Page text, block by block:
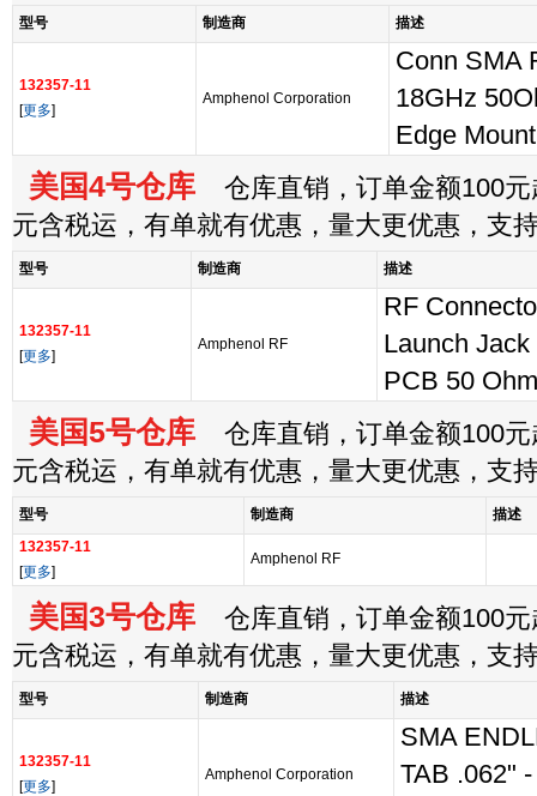
型号 制造商 描述
132357-11
[更多]
Amphenol Corporation
Conn SMA
18GHz
Edge
美国4号仓库 仓库直销，订单金额100元
元含税运，有单就有优惠，量大更优惠，支
型号 制造商 描述
132357-11
[更多]
Amphenol RF
RF
Launch
PCB 50
美国5号仓库 仓库直销，订单金额100元
元含税运，有单就有优惠，量大更优惠，支
型号 制造商
描述
132357-11
[更多]
Amphenol RF
美国3号仓库 仓库直销，订单金额100元
元含税运，有单就有优惠，量大更优惠，支
型号 制造商 描述
132357-11
[更多]
Amphenol Corporation
SMA
TAB .062"